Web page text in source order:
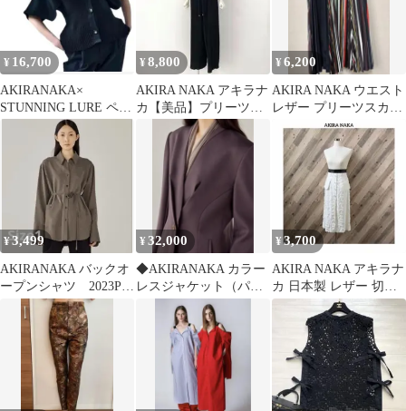
¥ 16,700
AKIRANAKA×
STUNNING LURE ペタ
ルスリーブカーディガ
¥8,800
AKIRA NAKA アキラナ
カ【美品】プリーツオ
ールインワン フォー
マル38
¥6,200
AKIRA NAKA ウエスト
レザー プリーツスカー
ト 1
¥3,499
AKIRANAKA バックオ
ープンシャツ 2023PF
アキラナカ
¥32,000
◆AKIRANAKA カラー
レスジャケット（パー
プル）◆
¥3,700
AKIRA NAKA アキラナ
カ 日本製 レザー 切替
花柄刺繍 ロングスカー